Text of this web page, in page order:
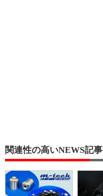
関連性の高いNEWS記事